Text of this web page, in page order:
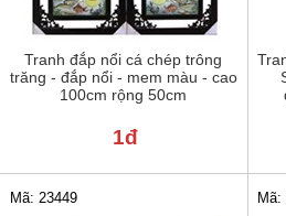
Tranh đắp nổi cá chép trông
trăng - đắp nổi - mem màu - cao
100cm rộng 50cm
1đ
Mã: 23449 Mã: